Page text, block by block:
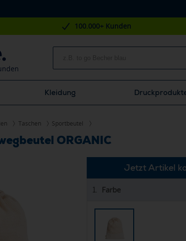
100.000+ Kunden
Kleidung
Taschen Sportbeutel
ORGANIC
Jetzt Artikel
1. Farbe